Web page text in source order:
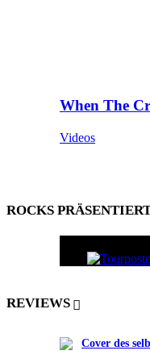
When The
Videos
ROCKS
REVIEWS